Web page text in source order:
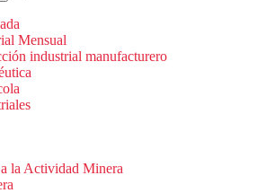
Mensual
industrial manufacturero
la Actividad Minera